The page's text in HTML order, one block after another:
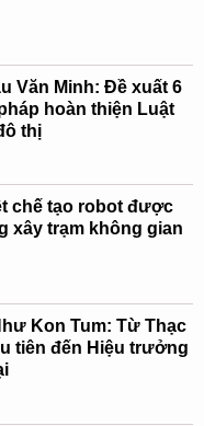
Văn Minh: Đề xuất 6
hoàn thiện Luật
thị
chế tạo robot được
xây trạm không gian
Kon Tum: Từ Thạc
tiên đến Hiệu trưởng